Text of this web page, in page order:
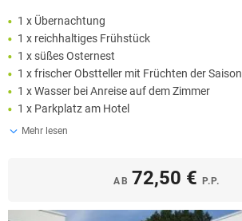
1 x Übernachtung
1 x reichhaltiges Frühstück
1 x süßes Osternest
1 x frischer Obstteller mit Früchten der Saison
1 x Wasser bei Anreise auf dem Zimmer
1 x Parkplatz am Hotel
Mehr lesen
AB 72,50 € P.P.